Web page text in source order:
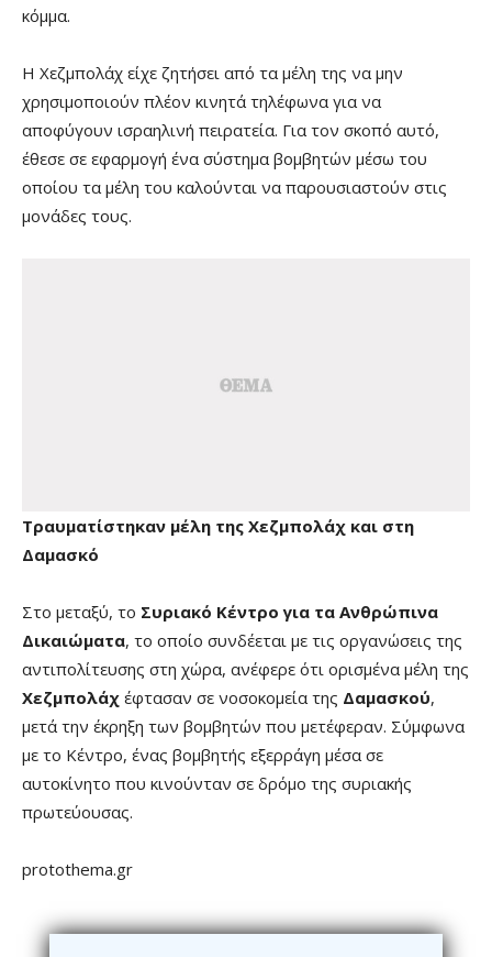
κόμμα.
Η Χεζμπολάχ είχε ζητήσει από τα μέλη της να μην
χρησιμοποιούν πλέον κινητά τηλέφωνα για να
αποφύγουν ισραηλινή πειρατεία. Για τον σκοπό αυτό,
έθεσε σε εφαρμογή ένα σύστημα βομβητών μέσω του
οποίου τα μέλη του καλούνται να παρουσιαστούν στις
μονάδες τους.
Τραυματίστηκαν μέλη της Χεζμπολάχ και στη
Δαμασκό
Στο μεταξύ, το Συριακό Κέντρο για τα Ανθρώπινα
Δικαιώματα, το οποίο συνδέεται με τις οργανώσεις της
αντιπολίτευσης στη χώρα, ανέφερε ότι ορισμένα μέλη της
Χεζμπολάχ έφτασαν σε νοσοκομεία της Δαμασκού,
μετά την έκρηξη των βομβητών που μετέφεραν. Σύμφωνα
με το Κέντρο, ένας βομβητής εξερράγη μέσα σε
αυτοκίνητο που κινούνταν σε δρόμο της συριακής
πρωτεύουσας.
protothema.gr